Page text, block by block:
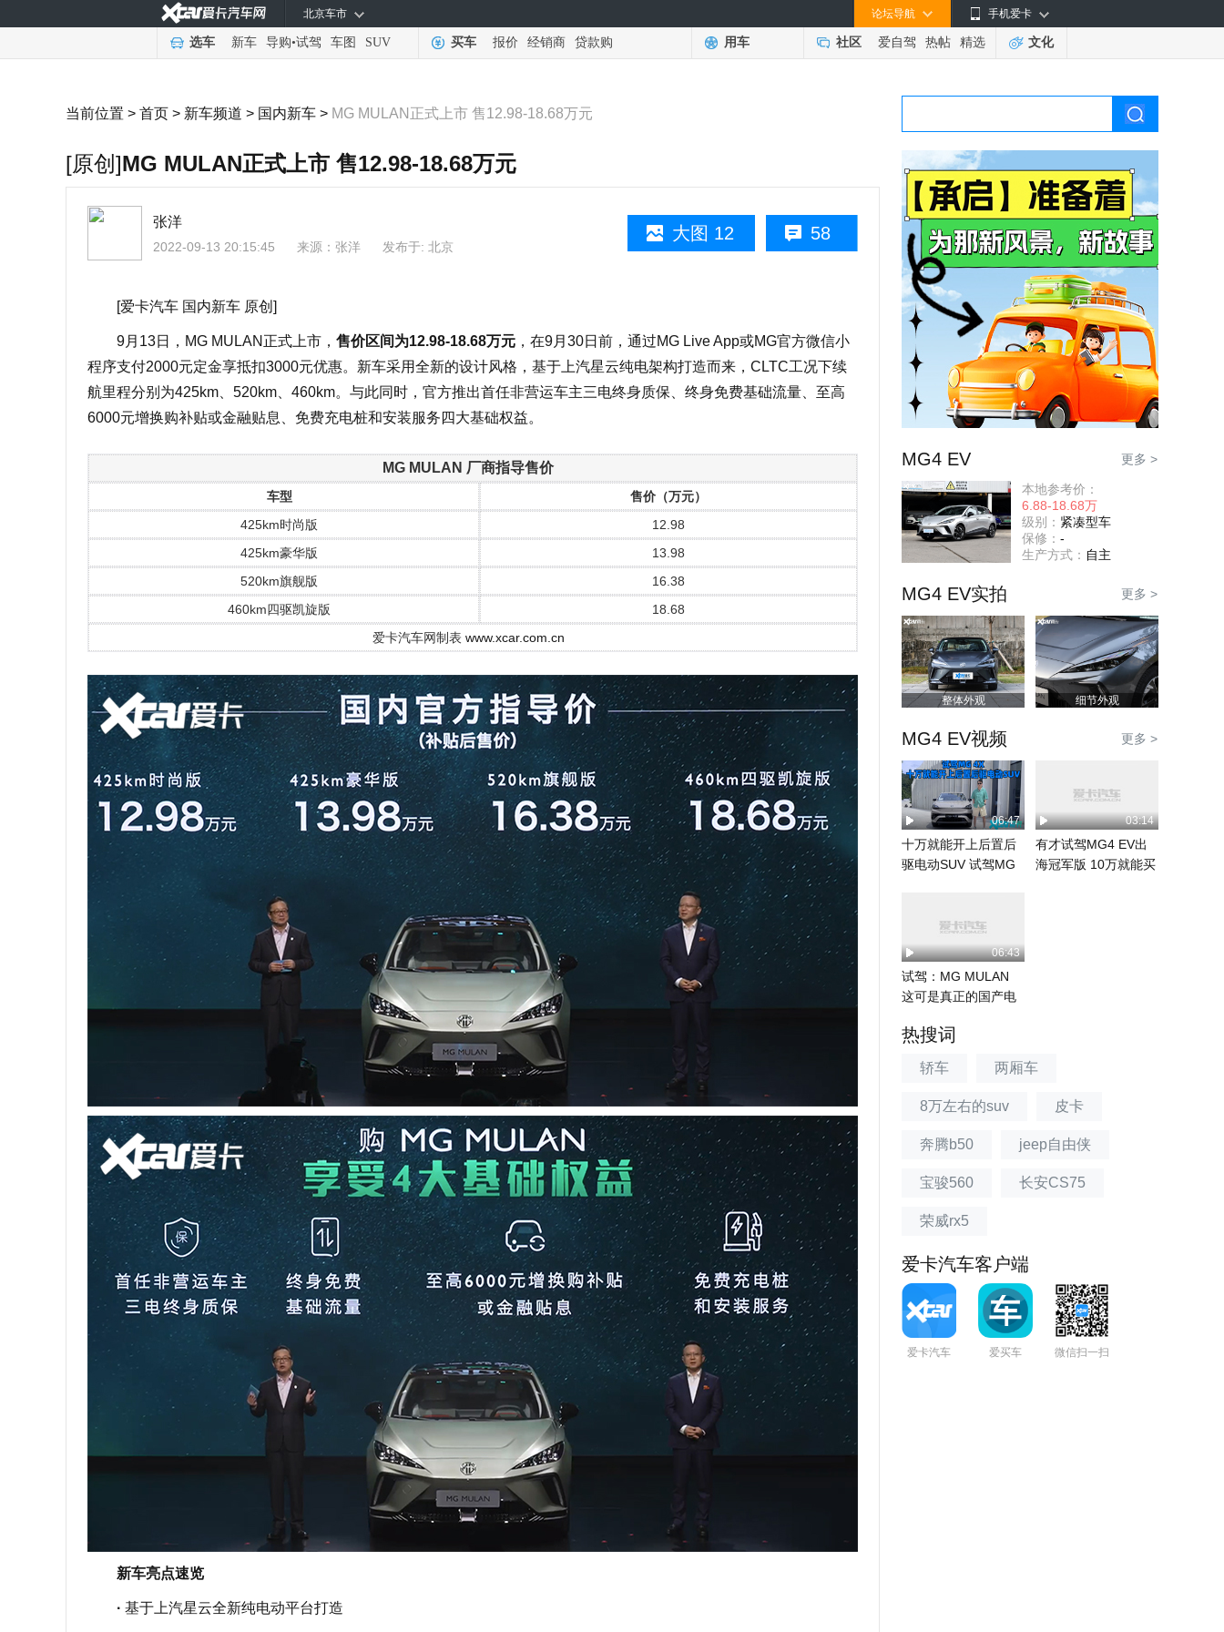
手机爱卡
论坛导航
北京车市
选车 新车 导购•试驾 车图 SUV 买车 报价 经销商 贷款购 用车 社区 爱自驾 热帖 精选 文化
当前位置 > 首页 > 新车频道 > 国内新车 > MG MULAN正式上市 售12.98-18.68万元
[原创]MG MULAN正式上市 售12.98-18.68万元
58
大图 12
张洋
2022-09-13 20:15:45 来源： 张洋 发布于: 北京
[爱卡汽车 国内新车 原创]
9月13日，MG MULAN正式上市， 售价区间为12.98-18.68万元 ，在9月30日前，通过MG Live App或MG官方微信小
程序支付2000元定金享抵扣3000元优惠。新车采用全新的设计风格，基于上汽星云纯电架构打造而来，CLTC工况下续
航里程分别为425km、520km、460km。与此同时，官方推出首任非营运车主三电终身质保、终身免费基础流量、至高
6000元增换购补贴或金融贴息、免费充电桩和安装服务四大基础权益。
MG MULAN 厂商指导售价
车型
售价（万元）
425km时尚版
12.98
425km豪华版
13.98
520km旗舰版
16.38
460km四驱凯旋版
18.68
爱卡汽车网制表 www.xcar.com.cn
新车亮点速览
· 基于上汽星云全新纯电动平台打造
MG4 EV 更多 >
本地参考价：
6.88-18.68万
级别： 紧凑型车
保修： -
生产方式： 自主
MG4 EV实拍 更多 >
整体外观 细节外观
MG4 EV视频 更多 >
06:47
十万就能开上后置后
驱电动SUV 试驾MG
03:14
有才试驾MG4 EV出
海冠军版 10万就能买
06:43
试驾：MG MULAN
这可是真正的国产电
热搜词
轿车 两厢车
8万左右的suv 皮卡
奔腾b50 jeep自由侠
宝骏560 长安CS75
荣威rx5
爱卡汽车客户端
爱卡汽车 爱买车 微信扫一扫